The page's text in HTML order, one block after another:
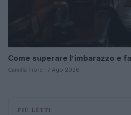
Come superare l’imbarazzo e
Camilla Fiore · 7 Ago 2026
PIÙ LETTI